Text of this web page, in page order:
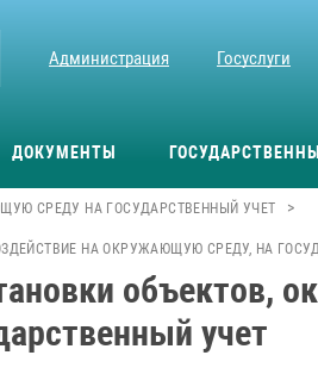
Администрация Госуслуги
ДОКУМЕНТЫ
СРЕДУ НА ГОСУДАРСТВЕННЫЙ УЧЕТ >
НА ОКРУЖАЮЩУЮ СРЕДУ, НА
объектов,
учет